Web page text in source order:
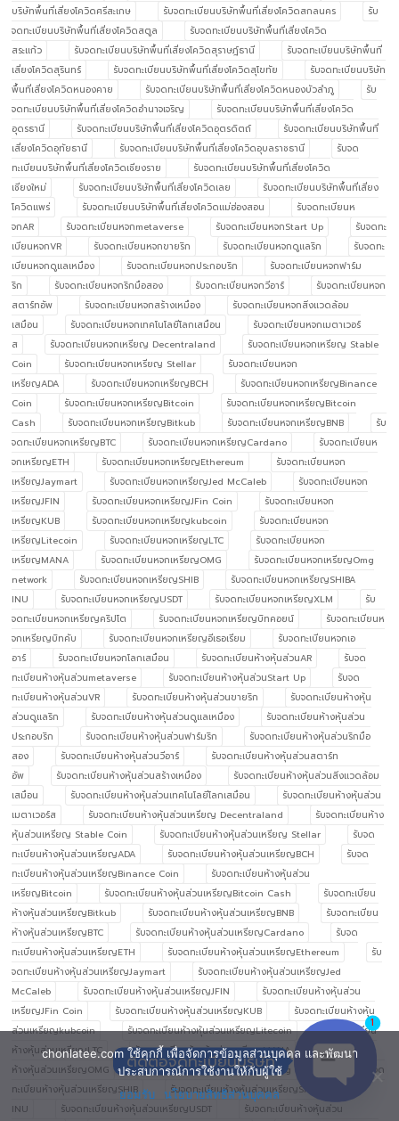
บริษัทพื้นที่เสี่ยงโควิดศรีสะเกษ
รับจดทะเบียนบริษัทพื้นที่เสี่ยงโควิดสกลนคร
รับ
จดทะเบียนบริษัทพื้นที่เสี่ยงโควิดสตูล
รับจดทะเบียนบริษัทพื้นที่เสี่ยงโควิด
สระแก้ว
รับจดทะเบียนบริษัทพื้นที่เสี่ยงโควิดสุราษฎ์ธานี
รับจดทะเบียนบริษัทพื้นที่
เสี่ยงโควิดสุรินทร์
รับจดทะเบียนบริษัทพื้นที่เสี่ยงโควิดสุโขทัย
รับจดทะเบียนบริษัท
พื้นที่เสี่ยงโควิดหนองคาย
รับจดทะเบียนบริษัทพื้นที่เสี่ยงโควิดหนองบัวลำภู
รับ
จดทะเบียนบริษัทพื้นที่เสี่ยงโควิดอำนาจเจริญ
รับจดทะเบียนบริษัทพื้นที่เสี่ยงโควิด
อุดรธานี
รับจดทะเบียนบริษัทพื้นที่เสี่ยงโควิดอุตรดิตถ์
รับจดทะเบียนบริษัทพื้นที่
เสี่ยงโควิดอุทัยธานี
รับจดทะเบียนบริษัทพื้นที่เสี่ยงโควิดอุบลราชธานี
รับจด
ทะเบียนบริษัทพื้นที่เสี่ยงโควิดเชียงราย
รับจดทะเบียนบริษัทพื้นที่เสี่ยงโควิด
เชียงใหม่
รับจดทะเบียนบริษัทพื้นที่เสี่ยงโควิดเลย
รับจดทะเบียนบริษัทพื้นที่เสี่ยง
โควิดแพร่
รับจดทะเบียนบริษัทพื้นที่เสี่ยงโควิดแม่ฮ่องสอน
รับจดทะเบียนห
จกAR
รับจดทะเบียนหจกmetaverse รับจดทะเบียนหจกStart Up
รับจดทะ
เบียนหจกVR
รับจดทะเบียนหจกขายริก รับจดทะเบียนหจกดูแลริก
รับจดทะ
เบียนหจกดูแลเหมือง
รับจดทะเบียนหจกประกอบริก
รับจดทะเบียนหจกฟาร์ม
ริก
รับจดทะเบียนหจกริกมือสอง รับจดทะเบียนหจกวีอาร์
รับจดทะเบียนหจก
สตาร์ทอัพ
รับจดทะเบียนหจกสร้างเหมือง
รับจดทะเบียนหจกสิ่งแวดล้อม
เสมือน
รับจดทะเบียนหจกเทคโนโลยีโลกเสมือน
รับจดทะเบียนหจกเมตาเวอร์
ส
รับจดทะเบียนหจกเหรียญ Decentraland
รับจดทะเบียนหจกเหรียญ Stable
Coin
รับจดทะเบียนหจกเหรียญ Stellar
รับจดทะเบียนหจก
เหรียญADA
รับจดทะเบียนหจกเหรียญBCH
รับจดทะเบียนหจกเหรียญBinance
Coin
รับจดทะเบียนหจกเหรียญBitcoin
รับจดทะเบียนหจกเหรียญBitcoin
Cash
รับจดทะเบียนหจกเหรียญBitkub รับจดทะเบียนหจกเหรียญBNB
รับ
จดทะเบียนหจกเหรียญBTC
รับจดทะเบียนหจกเหรียญCardano
รับจดทะเบียนห
จกเหรียญETH
รับจดทะเบียนหจกเหรียญEthereum
รับจดทะเบียนหจก
เหรียญJaymart
รับจดทะเบียนหจกเหรียญJed McCaleb
รับจดทะเบียนหจก
เหรียญJFIN
รับจดทะเบียนหจกเหรียญJFin Coin
รับจดทะเบียนหจก
เหรียญKUB
รับจดทะเบียนหจกเหรียญkubcoin
รับจดทะเบียนหจก
เหรียญLitecoin
รับจดทะเบียนหจกเหรียญLTC
รับจดทะเบียนหจก
เหรียญMANA
รับจดทะเบียนหจกเหรียญOMG
รับจดทะเบียนหจกเหรียญOmg
network
รับจดทะเบียนหจกเหรียญSHIB
รับจดทะเบียนหจกเหรียญSHIBA
INU
รับจดทะเบียนหจกเหรียญUSDT รับจดทะเบียนหจกเหรียญXLM
รับ
จดทะเบียนหจกเหรียญคริปโต
รับจดทะเบียนหจกเหรียญบิทคอยน์
รับจดทะเบียนห
จกเหรียญบิทคับ
รับจดทะเบียนหจกเหรียญอีเธอเรียม
รับจดทะเบียนหจกเอ
อาร์
รับจดทะเบียนหจกโลกเสมือน รับจดทะเบียนห้างหุ้นส่วนAR
รับจด
ทะเบียนห้างหุ้นส่วนmetaverse
รับจดทะเบียนห้างหุ้นส่วนStart Up
รับจด
ทะเบียนห้างหุ้นส่วนVR
รับจดทะเบียนห้างหุ้นส่วนขายริก
รับจดทะเบียนห้างหุ้น
ส่วนดูแลริก
รับจดทะเบียนห้างหุ้นส่วนดูแลเหมือง
รับจดทะเบียนห้างหุ้นส่วน
ประกอบริก
รับจดทะเบียนห้างหุ้นส่วนฟาร์มริก
รับจดทะเบียนห้างหุ้นส่วนริกมือ
สอง
รับจดทะเบียนห้างหุ้นส่วนวีอาร์
รับจดทะเบียนห้างหุ้นส่วนสตาร์ท
อัพ
รับจดทะเบียนห้างหุ้นส่วนสร้างเหมือง
รับจดทะเบียนห้างหุ้นส่วนสิ่งแวดล้อม
เสมือน
รับจดทะเบียนห้างหุ้นส่วนเทคโนโลยีโลกเสมือน
รับจดทะเบียนห้างหุ้นส่วน
เมตาเวอร์ส
รับจดทะเบียนห้างหุ้นส่วนเหรียญ Decentraland
รับจดทะเบียนห้าง
หุ้นส่วนเหรียญ Stable Coin
รับจดทะเบียนห้างหุ้นส่วนเหรียญ Stellar
รับจด
ทะเบียนห้างหุ้นส่วนเหรียญADA
รับจดทะเบียนห้างหุ้นส่วนเหรียญBCH
รับจด
ทะเบียนห้างหุ้นส่วนเหรียญBinance Coin
รับจดทะเบียนห้างหุ้นส่วน
เหรียญBitcoin
รับจดทะเบียนห้างหุ้นส่วนเหรียญBitcoin Cash
รับจดทะเบียน
ห้างหุ้นส่วนเหรียญBitkub
รับจดทะเบียนห้างหุ้นส่วนเหรียญBNB
รับจดทะเบียน
ห้างหุ้นส่วนเหรียญBTC
รับจดทะเบียนห้างหุ้นส่วนเหรียญCardano
รับจด
ทะเบียนห้างหุ้นส่วนเหรียญETH
รับจดทะเบียนห้างหุ้นส่วนเหรียญEthereum
รับ
จดทะเบียนห้างหุ้นส่วนเหรียญJaymart
รับจดทะเบียนห้างหุ้นส่วนเหรียญJed
McCaleb
รับจดทะเบียนห้างหุ้นส่วนเหรียญJFIN
รับจดทะเบียนห้างหุ้นส่วน
เหรียญJFin Coin
รับจดทะเบียนห้างหุ้นส่วนเหรียญKUB
รับจดทะเบียนห้างหุ้น
ส่วนเหรียญkubcoin
รับจดทะเบียนห้างหุ้นส่วนเหรียญLitecoin
รับจดทะเบียน
ห้างหุ้นส่วนเหรียญLTC
รับจดทะเบียนห้างหุ้นส่วนเหรียญMANA
รับจดทะเบียน
ห้างหุ้นส่วนเหรียญOMG
รับจดทะเบียนห้างหุ้นส่วนเหรียญOmg network
รับจด
ทะเบียนห้างหุ้นส่วนเหรียญSHIB
รับจดทะเบียนห้างหุ้นส่วนเหรียญSHIBA
INU
รับจดทะเบียนห้างหุ้นส่วนเหรียญUSDT รับจดทะเบียนห้างหุ้นส่วน
chonlatee.com ใช้คุกกี้ เพื่อจัดการข้อมูลส่วนบุคคล และพัฒนา
ประสบการณ์การใช้งานให้กับผู้ใช้
ยอมรับ
นโยบายสิทธิส่วนบุคคล
ติดต่อจดทะเบียนบริษัท
Open
1